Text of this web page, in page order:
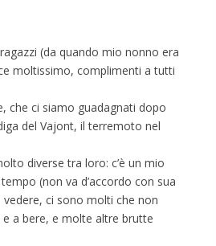
(da quando mio nonno era
moltissimo, complimenti a tutti
che ci siamo guadagnati dopo
del Vajont, il terremoto nel
diverse tra loro: c’è un mio
(non va d’accordo con sua
vedere, ci sono molti che non
a bere, e molte altre brutte